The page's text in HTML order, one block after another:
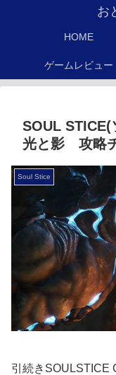
お
HOME
ゲームレビュー
SOUL
光と影 攻略
Soul Stice
引続きSOULSTICE